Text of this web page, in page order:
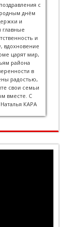
с
днём
и
главные
и
вдохновение
царят мир,
района
в
радостью,
свои семьи
вместе. С
КАРА